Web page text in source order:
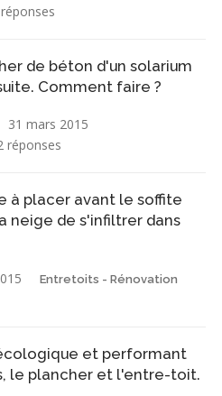
de béton d'un solarium
Comment faire ?
31 mars 2015
réponses
à placer avant le soffite
neige de s'infiltrer dans
Entretoits - Rénovation
et performant
le plancher et l'entre-toit.